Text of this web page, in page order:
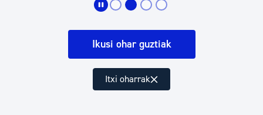
Ikusi ohar guztiak
Itxi oharrak